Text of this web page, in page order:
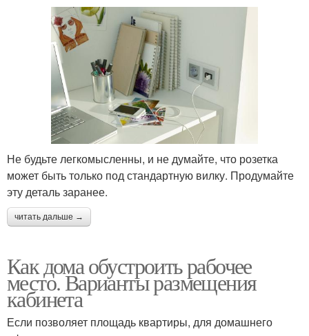
Не будьте легкомысленны, и не думайте, что розетка
может быть только под стандартную вилку. Продумайте
эту деталь заранее.
читать дальше →
Как дома обустроить рабочее
место. Варианты размещения
кабинета
Если позволяет площадь квартиры, для домашнего